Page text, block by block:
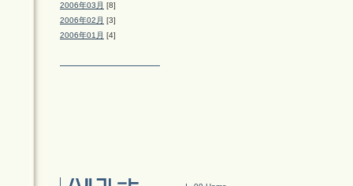
2006年03月 [8]
2006年02月 [3]
2006年01月 [4]